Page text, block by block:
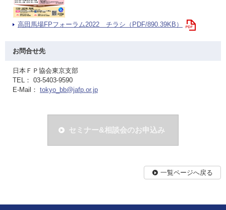
高田馬場FPフォーラム2022 チラシ（PDF/890.39KB）
お問合せ先
日本ＦＰ協会東京支部
TEL： 03-5403-9590
E-Mail： tokyo_bb@jafp.or.jp
セミナー&相談会のお申込み
一覧ページへ戻る